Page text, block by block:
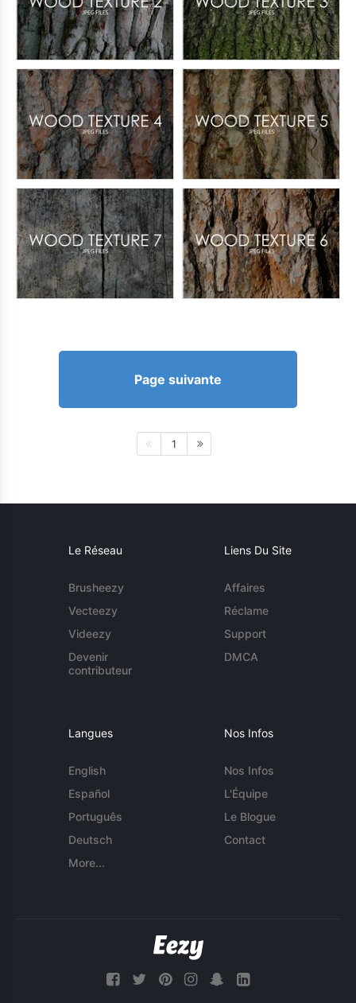
Page suivante
1
Le Réseau
Brusheezy
Vecteezy
Videezy
Devenir
contributeur
Liens Du Site
Affaires
Réclame
Support
DMCA
Langues
English
Español
Português
Deutsch
More...
Nos Infos
Nos Infos
L'Équipe
Le Blogue
Contact